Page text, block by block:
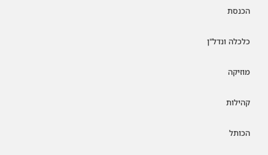
הכנסת
כלכלה ונדל"ן
מוזיקה
קהילות
הכותל